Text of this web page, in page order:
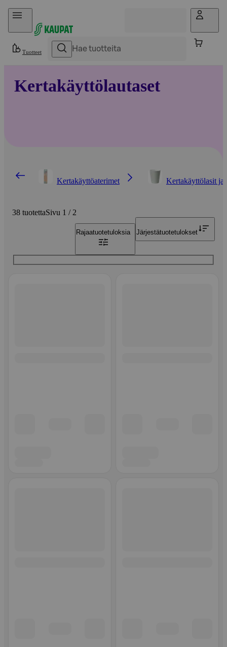
Hyppää sisältöön
Tuotteet
Kertakäyttölautaset
Kertakäyttöaterimet Kertakäyttölasit ja
38 tuotettaSivu 1 / 2
Rajaatuotetuloksia Järjestätuotetulokset